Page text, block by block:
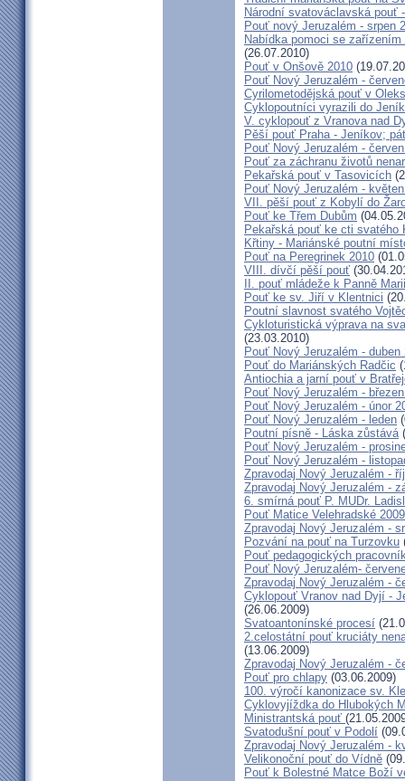
Národní svatováclavská pouť
Pouť nový Jeruzalém - srpen
Nabídka pomoci se
(26.07.2010)
Pouť v Onšově 2010
Pouť Nový Jeruzalém -
Cyrilometodějská pouť v
Cyklopoutníci vyrazili do
V. cyklopouť z Vranova nad
Pěší pouť Praha - Jeníkov;
Pouť Nový Jeruzalém -
Pouť za záchranu životů
Pekařská pouť v Tasovicích
Pouť Nový Jeruzalém -
VII. pěší pouť z Kobylí do
Pouť ke Třem Dubům
Pekařská pouť ke cti svatého
Křtiny - Mariánské poutní
Pouť na Peregrinek 2010
VIII. dívčí pěší pouť
II. pouť mládeže k Panně
Pouť ke sv. Jiří v Klentnici
Poutní slavnost svatého
Cykloturistická výprava na
(23.03.2010)
Pouť Nový Jeruzalém - duben
Pouť do Mariánských Radčic
Antiochia a jarní pouť v
Pouť Nový Jeruzalém -
Pouť Nový Jeruzalém - únor
Pouť Nový Jeruzalém - leden
Poutní písně - Láska zůstává
Pouť Nový Jeruzalém -
Pouť Nový Jeruzalém -
Zpravodaj Nový Jeruzalém -
Zpravodaj Nový Jeruzalém -
6. smírná pouť P. MUDr.
Pouť Matice Velehradské 2009
Zpravodaj Nový Jeruzalém -
Pozvání na pouť na Turzovku
Pouť pedagogických
Pouť Nový Jeruzalém-
Zpravodaj Nový Jeruzalém -
Cyklopouť Vranov nad Dyjí -
(26.06.2009)
Svatoantonínské procesí
2.celostátní pouť kruciáty
(13.06.2009)
Zpravodaj Nový Jeruzalém -
Pouť pro chlapy (03.06.2009)
100. výročí kanonizace sv.
Cyklovyjíždka do Hlubokých
Ministrantská pouť
Svatodušní pouť v Podolí
Zpravodaj Nový Jeruzalém -
Velikonoční pouť do Vídně
Pouť k Bolestné Matce Boží